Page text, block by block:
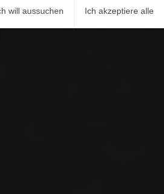
will aussuchen Ich akzeptiere alle